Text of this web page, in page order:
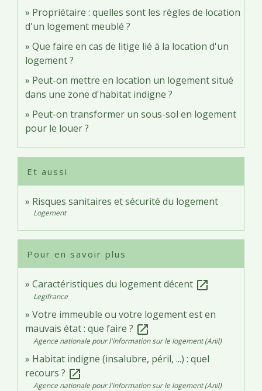
Propriétaire : quelles sont les règles de location
d'un logement meublé ?
Que faire en cas de litige lié à la location d'un
logement ?
Peut-on mettre en location un logement situé
dans une zone d'habitat indigne ?
Peut-on transformer un sous-sol en logement
pour le louer ?
Et aussi
Risques sanitaires et sécurité du logement
Logement
Pour en savoir plus
Caractéristiques du logement décent open_in_new
Legifrance
Votre immeuble ou votre logement est en
mauvais état : que faire ? open_in_new
Agence nationale pour l'information sur le logement (Anil)
Habitat indigne (insalubre, péril, ...) : quel
recours ? open_in_new
Agence nationale pour l'information sur le logement (Anil)